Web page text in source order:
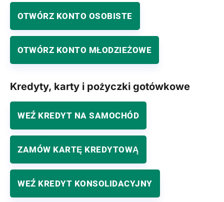
OTWÓRZ KONTO OSOBISTE
OTWÓRZ KONTO MŁODZIEŻOWE
Kredyty, karty i pożyczki gotówkowe
WEŹ KREDYT NA SAMOCHÓD
ZAMÓW KARTĘ KREDYTOWĄ
WEŹ KREDYT KONSOLIDACYJNY